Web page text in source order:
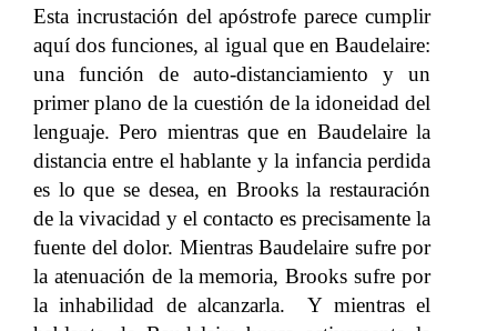
Esta incrustación del apóstrofe parece cumplir
aquí dos funciones, al igual que en Baudelaire:
una función de auto-distanciamiento y un
primer plano de la cuestión de la idoneidad del
lenguaje. Pero mientras que en Baudelaire la
distancia entre el hablante y la infancia perdida
es lo que se desea, en Brooks la restauración
de la vivacidad y el contacto es precisamente la
fuente del dolor. Mientras Baudelaire sufre por
la atenuación de la memoria, Brooks sufre por
la inhabilidad de alcanzarla. Y mientras el